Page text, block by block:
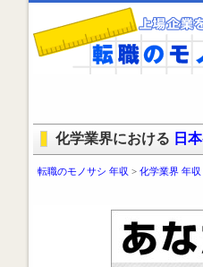
化学業界における 日
転職のモノサシ 年収 > 化学業界 年収